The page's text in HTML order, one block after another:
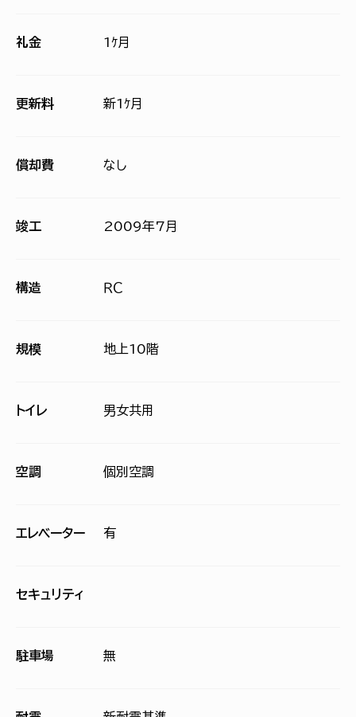
礼金 1ｹ月
更新料 新1ｹ月
償却費 なし
竣工 2009年7月
構造 ＲＣ
規模 地上10階
トイレ 男女共用
空調 個別空調
エレベーター 有
セキュリティ
駐車場 無